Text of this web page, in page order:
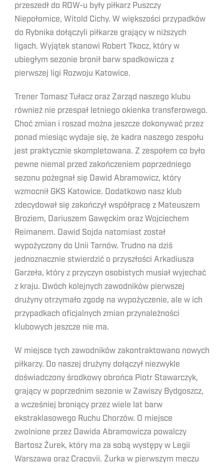
przeszedł do ROW-u były piłkarz Puszczy
Niepołomice, Witold Cichy. W większości przypadków
do Rybnika dołączyli piłkarze grający w niższych
ligach. Wyjątek stanowi Robert Tkocz, który w
ubiegłym sezonie bronił barw spadkowicza z
pierwszej ligi Rozwoju Katowice.
Trener Tomasz Tułacz oraz Zarząd naszego klubu
również nie przespał letniego okienka transferowego.
Choć zmian i roszad można jeszcze dokonywać przez
ponad miesiąc wydaje się, że kadra naszego zespołu
jest praktycznie skompletowana. Z zespołem co było
pewne niemal przed zakończeniem poprzedniego
sezonu pożegnał się Dawid Abramowicz, który
wzmocnił GKS Katowice. Dodatkowo nasz klub
zdecydował się zakończył współpracę z Mateuszem
Broziem, Dariuszem Gawęckim oraz Wojciechem
Reimanem. Dawid Sojda natomiast został
wypożyczony do Unii Tarnów. Trudno na dziś
jednoznacznie stwierdzić o przyszłości Arkadiusza
Garzeła, który z przyczyn osobistych musiał wyjechać
z kraju. Dwóch kolejnych zawodników pierwszej
drużyny otrzymało zgodę na wypożyczenie, ale w ich
przypadkach oficjalnych zmian przynależności
klubowych jeszcze nie ma.
W miejsce tych zawodników zakontraktowano nowych
piłkarzy. Do naszej drużyny dołączył niezwykle
doświadczony środkowy obrońca Piotr Stawarczyk,
grający w poprzednim sezonie w Zawiszy Bydgoszcz,
a wcześniej broniący przez wiele lat barw
ekstraklasowego Ruchu Chorzów. O miejsce
zwolnione przez Dawida Abramowicza powalczy
Bartosz Żurek, który ma za sobą występy w Legii
Warszawa oraz Cracovii. Żurka w pierwszym meczu